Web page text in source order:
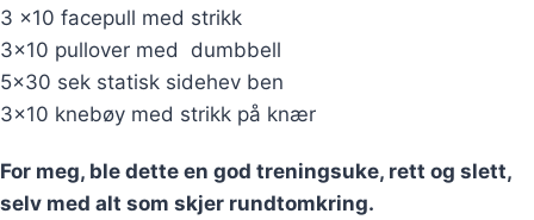
3 x10 facepull med strikk
3×10 pullover med dumbbell
5×30 sek statisk sidehev ben
3×10 knebøy med strikk på knær
For meg, ble dette en god treningsuke, rett og slett,
selv med alt som skjer rundtomkring.